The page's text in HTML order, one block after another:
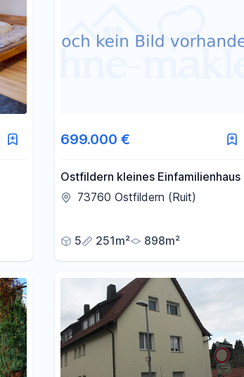
699.000 €
Ostfildern kleines Einfamilienhaus
73760 Ostfildern (Ruit)
5 251m² 898m²